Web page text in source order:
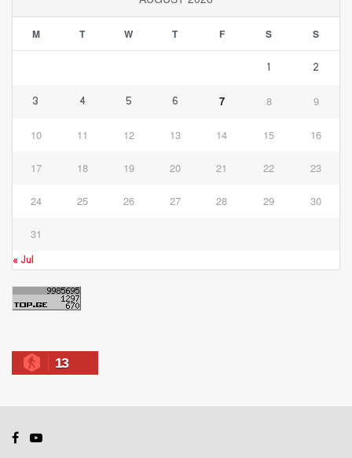
M T W T F S S
1 2
3 4 5 6 7 8 9
10 11 12 13 14 15 16
17 18 19 20 21 22 23
24 25 26 27 28 29 30
31
« Jul
13